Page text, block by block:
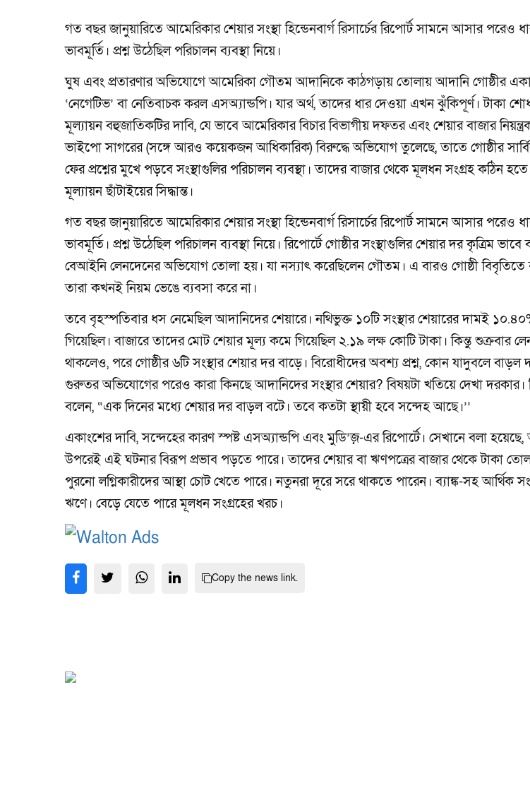
গত বছর জানুয়ারিতে আমেরিকার শেয়ার সংস্থা হিন্ডেনবার্গ রিসার্চের রিপোর্ট সামনে আসার পরেও
ভাবমূর্তি। প্রশ্ন উঠেছিল পরিচালন ব্যবস্থা নিয়ে।
ঘুষ এবং প্রতারণার অভিযোগে আমেরিকা গৌতম আদানিকে কাঠগড়ায় তোলায় আদানি গোষ্ঠীর
‘নেগেটিভ’ বা নেতিবাচক করল এসঅ্যান্ডপি। যার অর্থ, তাদের ধার দেওয়া এখন ঝুঁকিপূর্ণ। টাকা
মূল্যায়ন বহুজাতিকটির দাবি, যে ভাবে আমেরিকার বিচার বিভাগীয় দফতর এবং শেয়ার বাজার
ভাইপো সাগরের (সঙ্গে আরও কয়েকজন আধিকারিক) বিরুদ্ধে অভিযোগ তুলেছে, তাতে গোষ্ঠীর
ফের প্রশ্নের মুখে পড়বে সংস্থাগুলির পরিচালন ব্যবস্থা। তাদের বাজার থেকে মূলধন সংগ্রহ কঠিন
মূল্যায়ন ছাঁটাইয়ের সিদ্ধান্ত।
গত বছর জানুয়ারিতে আমেরিকার শেয়ার সংস্থা হিন্ডেনবার্গ রিসার্চের রিপোর্ট সামনে আসার পরেও
ভাবমূর্তি। প্রশ্ন উঠেছিল পরিচালন ব্যবস্থা নিয়ে। রিপোর্টে গোষ্ঠীর সংস্থাগুলির শেয়ার দর কৃত্রিম
বেআইনি লেনদেনের অভিযোগ তোলা হয়। যা নস্যাৎ করেছিলেন গৌতম। এ বারও গোষ্ঠী বিবৃতিতে
তারা কখনই নিয়ম ভেঙে ব্যবসা করে না।
তবে বৃহস্পতিবার ধস নেমেছিল আদানিদের শেয়ারে। নথিভুক্ত ১০টি সংস্থার শেয়ারের দামই
গিয়েছিল। বাজারে তাদের মোট শেয়ার মূল্য কমে গিয়েছিল ২.১৯ লক্ষ কোটি টাকা। কিন্তু
থাকলেও, পরে গোষ্ঠীর ৬টি সংস্থার শেয়ার দর বাড়ে। বিরোধীদের অবশ্য প্রশ্ন, কোন যাদুবলে বাড়ল
গুরুতর অভিযোগের পরেও কারা কিনছে আদানিদের সংস্থার শেয়ার? বিষয়টা খতিয়ে দেখা
বলেন, “এক দিনের মধ্যে শেয়ার দর বাড়ল বটে। তবে কতটা স্থায়ী হবে সন্দেহ আছে।’’
একাংশের দাবি, সন্দেহের কারণ স্পষ্ট এসঅ্যান্ডপি এবং মুডি’জ়-এর রিপোর্টে। সেখানে বলা হয়েছে,
উপরেই এই ঘটনার বিরূপ প্রভাব পড়তে পারে। তাদের শেয়ার বা ঋণপত্রের বাজার থেকে টাকা
পুরনো লগ্নিকারীদের আস্থা চোট খেতে পারে। নতুনরা দূরে সরে থাকতে পারেন। ব্যাঙ্ক-সহ আর্থিক
ঋণে। বেড়ে যেতে পারে মূলধন সংগ্রহের খরচ।
Copy the news link.